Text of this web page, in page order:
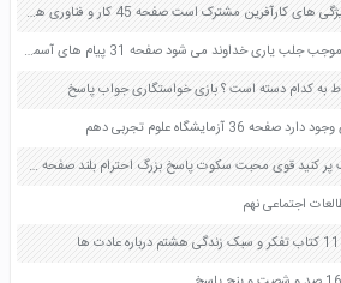
برخی از ویژگی های من که با ویژگی های کارآفرین مشترک است صفحه 45 کار و فناوری هفتم
به نظر شما چه کار های دیگری موجب جلب یاری خداوند می شود صفحه 31 پیام های آسمان هفتم
به کدام دسته است ؟ بازی خواستگاری جواب پاسخ
آزمایشگاه علوم تجربی دهم
جاهای خالی را با کلمات مناسب پر کنید قوی محبت سکوت پاسخ بزرگ احترام بلند صفحه 105 هدیه های آسمان چهارم